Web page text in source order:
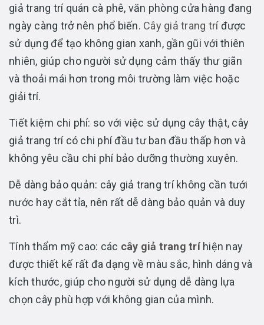
giả trang trí quán cà phê, văn phòng cửa hàng đang
ngày càng trở nên phổ biến. Cây giả trang tríđược
sử dụng để tạo không gian xanh, gần gũi với thiên
nhiên, giúp cho người sử dụng cảm thấy thư giãn
và thoải mái hơn trong môi trường làm việc hoặc
giải trí.
Tiết kiệm chi phí: so với việc sử dụng cây thật, cây
giả trang trí có chi phí đầu tư ban đầu thấp hơn và
không yêu cầu chi phí bảo dưỡng thường xuyên.
Dễ dàng bảo quản: cây giả trang trí không cần tưới
nước hay cắt tỉa, nên rất dễ dàng bảo quản và duy
trì.
Tính thẩm mỹ cao: các cây giả trang tríhiện nay
được thiết kế rất đa dạng về màu sắc, hình dáng và
kích thước, giúp cho người sử dụng dễ dàng lựa
chọn cây phù hợp với không gian của mình.